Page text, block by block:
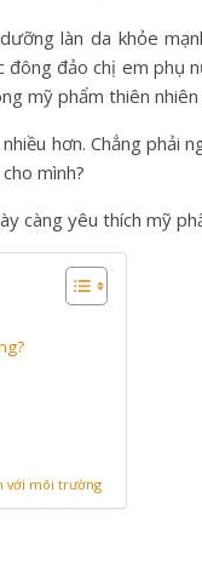
làn da khỏe
đảo chị em phụ
mỹ phẩm thiên nhiên
hơn. Chẳng phải
mình?
càng yêu thích mỹ
với môi trường